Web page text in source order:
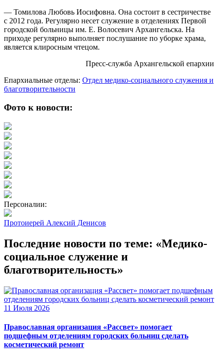
— Томилова Любовь Иосифовна. Она состоит в сестричестве
с 2012 года. Регулярно несет служение в отделениях Первой
городской больницы им. Е. Волосевич Архангельска. На
приходе регулярно выполняет послушание по уборке храма,
является клиросным чтецом.
Пресс-служба Архангельской епархии
Епархиальные отделы: Отдел медико-социального служения и
благотворительности
Фото к новости:
Персоналии:
Протоиерей Алексий Денисов
Последние новости по теме: «Медико-
социальное служение и
благотворительность»
11 Июля 2026
Православная организация «Рассвет» помогает
подшефным отделениям городских больниц сделать
косметический ремонт